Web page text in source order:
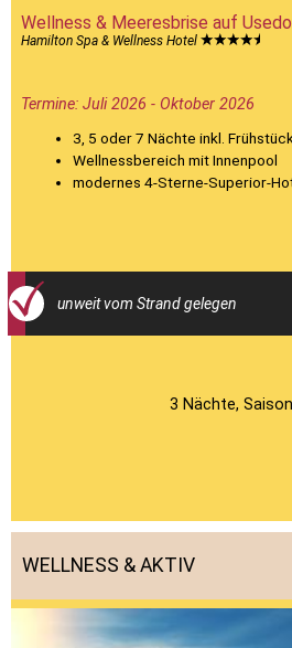
Wellness & Meeresbrise auf
Hamilton Spa & Wellness Hotel
Termine: Juli 2026 - Oktober 2026
3, 5 oder 7 Nächte inkl.
Wellnessbereich mit Innenpool
modernes 4-Sterne-Superior-
unweit vom Strand gelegen
3 Nächte,
WELLNESS & AKTIV